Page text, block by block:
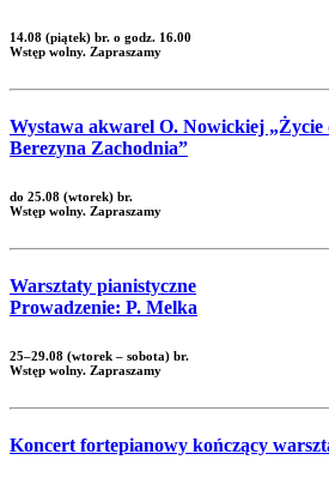
14.08 (piątek) br. o godz. 16.00
Wstęp wolny. Zapraszamy
Wystawa akwarel O. Nowickiej
Berezyna Zachodnia”
do 25.08 (wtorek) br.
Wstęp wolny. Zapraszamy
Warsztaty pianistyczne
Prowadzenie: P. Melka
25–29.08 (wtorek – sobota) br.
Wstęp wolny. Zapraszamy
Koncert fortepianowy kończący